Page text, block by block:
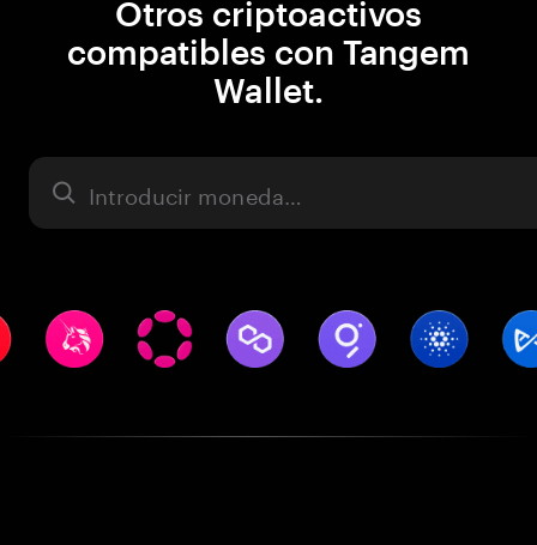
Otros criptoactivos
compatibles con Tangem
Wallet.
Activo